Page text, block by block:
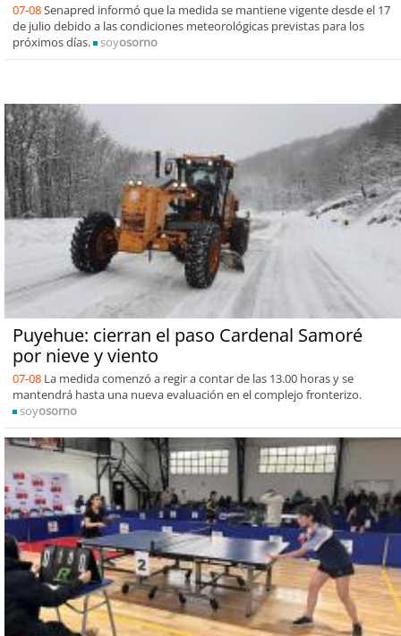
07-08Senapred informó que la medida se mantiene vigente desde el 17
de julio debido a las condiciones meteorológicas previstas para los
próximos días.
soyosorno
Puyehue: cierran el paso Cardenal Samoré
por nieve y viento
07-08 La medida comenzó a regir a contar de las 13.00 horas y se
mantendrá hasta una nueva evaluación en el complejo fronterizo.
soyosorno